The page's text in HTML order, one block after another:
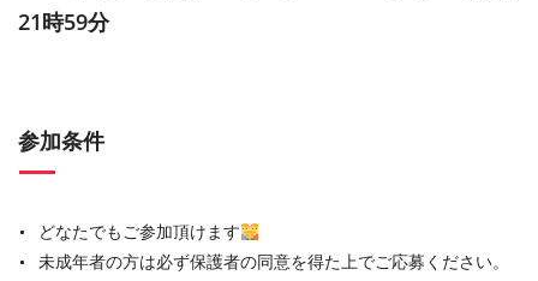
21時59分
参加条件
どなたでもご参加頂けます
未成年者の方は必ず保護者の同意を得た上でご応募ください。